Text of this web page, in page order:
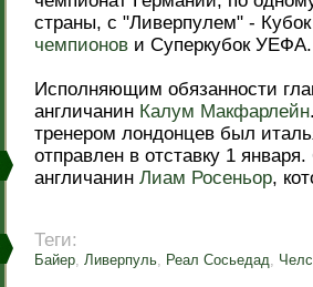
страны, с "Ливерпулем" -
чемпионов и Суперкубок УЕФА.
Исполняющим обязанности
англичанин Калум Макфарлейн
тренером лондонцев был
отправлен в отставку 1
англичанин Лиам Росеньор,
Теги:
Байер, Ливерпуль, Реал Сосьедад,